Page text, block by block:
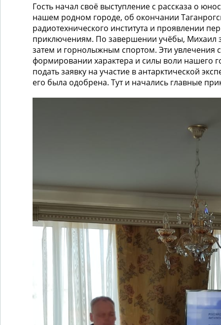
Гость начал своё выступление с рассказа о
нашем родном городе, об окончании
радиотехнического института и проявлении
приключениям. По завершении учёбы, Михаил
затем и горнолыжным спортом. Эти увлечения
формировании характера и силы воли нашего
подать заявку на участие в антарктической
его была одобрена. Тут и начались главные